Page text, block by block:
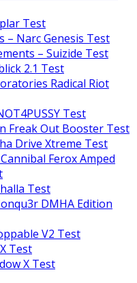
Test
– Narc Genesis Test
– Suizide Test
2.1 Test
Radical Riot
Test
Freak Out Booster Test
Drive Xtreme Test
Ferox Amped
Test
DMHA Edition
V2 Test
Test
X Test